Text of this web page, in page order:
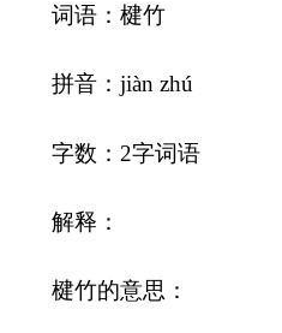
词语：楗竹
拼音：jiàn zhú
字数：2字词语
解释：
楗竹的意思：